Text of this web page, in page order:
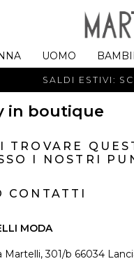
UOMO
SALDI ESTIVI:
in boutique
TROVARE
I NOSTRI
CONTATTI
MODA
Martelli, 301/b 66034